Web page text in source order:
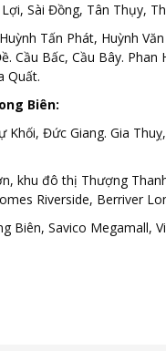
Sài Đồng, Tân Thụy,
Tấn Phát, Huỳnh
Cầu Bấc, Cầu Bây.
Quất.
Biên:
Đức Giang. Gia
khu đô thị Thượng
Riverside, Berriver
Biên, Savico Megamall,